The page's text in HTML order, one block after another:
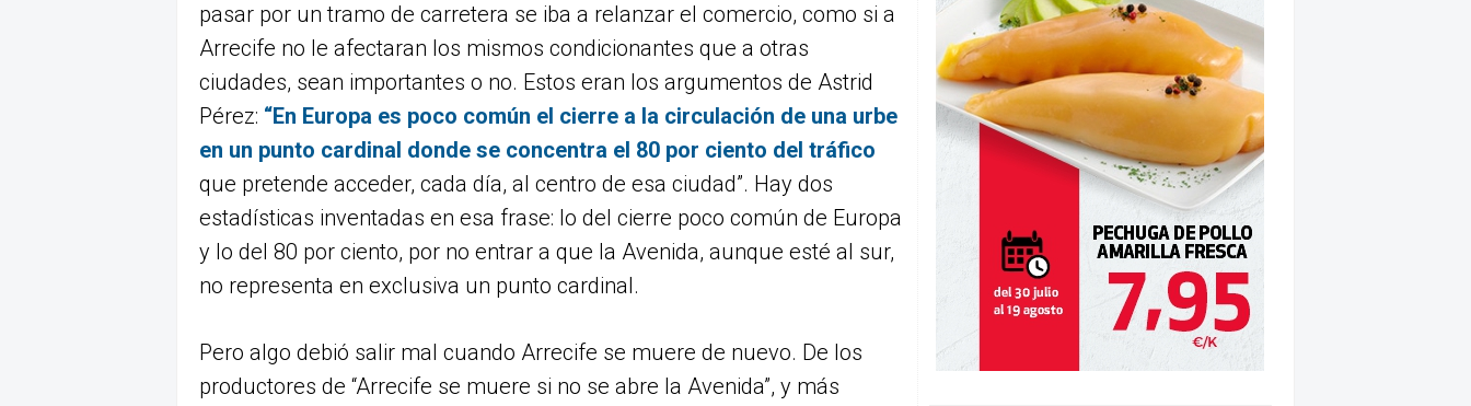
pasar por un tramo de carretera se iba a relanzar el comercio, como si a
Arrecife no le afectaran los mismos condicionantes que a otras
ciudades, sean importantes o no. Estos eran los argumentos de Astrid
Pérez: “En Europa es poco común el cierre a la circulación de una urbe
en un punto cardinal donde se concentra el 80 por ciento del tráfico
que pretende acceder, cada día, al centro de esa ciudad”. Hay dos
estadísticas inventadas en esa frase: lo del cierre poco común de Europa
y lo del 80 por ciento, por no entrar a que la Avenida, aunque esté al sur,
no representa en exclusiva un punto cardinal.
Pero algo debió salir mal cuando Arrecife se muere de nuevo. De los
productores de “Arrecife se muere si no se abre la Avenida”, y más